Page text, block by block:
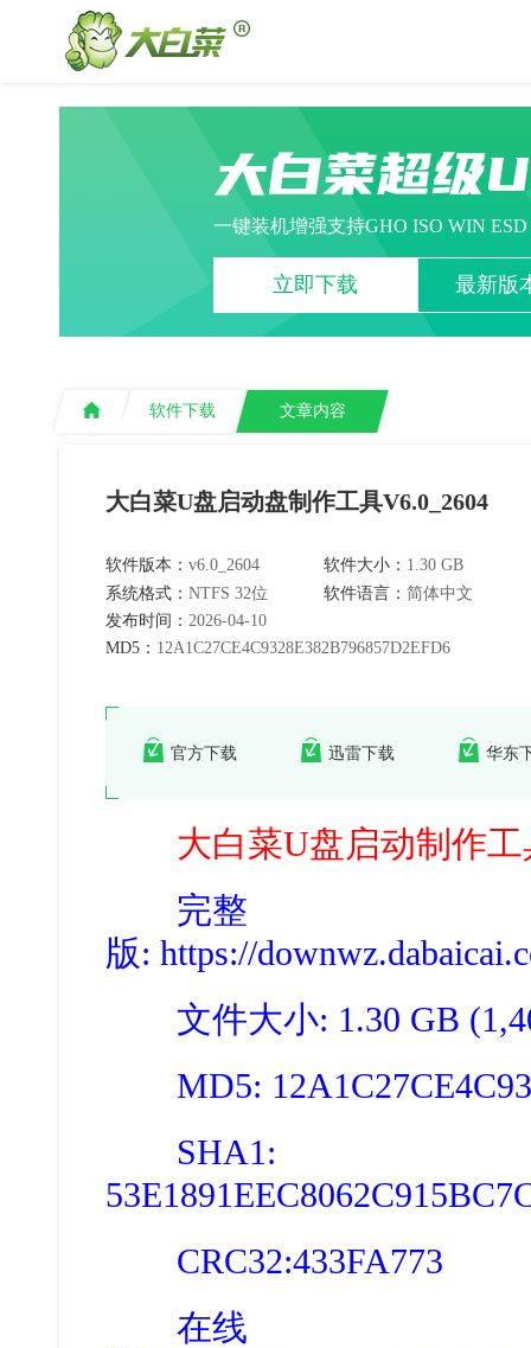
大白菜超级
一键装机增强支持GHO ISO WIN
立即下载 最新版
软件下载 文章内容
大白菜U盘启动盘制作工具V6.0_2604
软件版本： v6.0_2604 软件大小： 1.30 GB
系统格式： NTFS 32位 软件语言： 简体中文
发布时间： 2026-04-10
MD5： 12A1C27CE4C9328E382B796857D2EFD6
官方下载 迅雷下载 华东
大白菜U盘启动制作工
完整
版: https://
文件大小: 1.30 GB
MD5:
SHA1:
CRC32:433FA773
在线